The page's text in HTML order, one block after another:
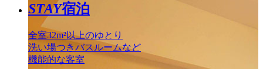
STAY宿泊
全室32m²以上のゆとり
洗い場つきバスルームなど
機能的な客室